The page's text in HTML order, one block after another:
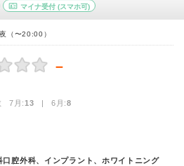
マイナ受付 (スマホ可)
夜（〜20:00）
－
7月:13 | 6月:8
腔外科、インプラント、ホワイトニング